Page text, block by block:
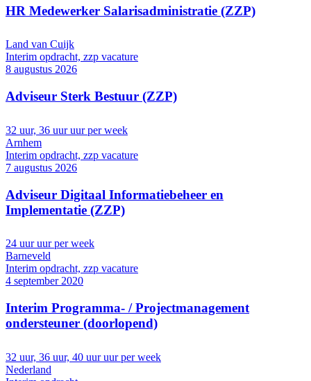
HR Medewerker Salarisadministratie (ZZP)
Land van Cuijk
Interim opdracht, zzp vacature
8 augustus 2026
Adviseur Sterk Bestuur (ZZP)
32 uur, 36 uur uur per week
Arnhem
Interim opdracht, zzp vacature
7 augustus 2026
Adviseur Digitaal Informatiebeheer en
Implementatie (ZZP)
24 uur uur per week
Barneveld
Interim opdracht, zzp vacature
4 september 2020
Interim Programma- / Projectmanagement
ondersteuner (doorlopend)
32 uur, 36 uur, 40 uur uur per week
Nederland